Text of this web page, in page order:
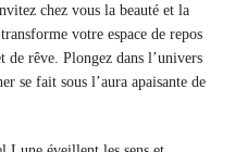
chez vous la beauté et la
votre espace de repos
de rêve. Plongez dans l’univers
se fait sous l’aura apaisante de